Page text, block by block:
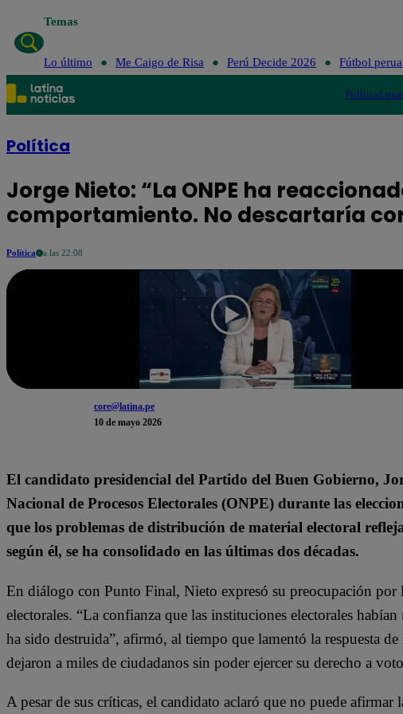
Temas
Lo último Me Caigo de Risa Perú Decide 2026 Fútbol
PolíticaLima
Política
Jorge Nieto: “La ONPE ha
comportamiento. No descartaría
Política a las 22:08
core@latina.pe
10 de mayo 2026
El candidato presidencial del Partido del Buen Gobierno,
Nacional de Procesos Electorales (ONPE) durante las
que los problemas de distribución de material electoral
según él, se ha consolidado en las últimas dos décadas.
En diálogo con Punto Final, Nieto expresó su preocupación por
electorales. “La confianza que las instituciones electorales
ha sido destruida”, afirmó, al tiempo que lamentó la respuesta
dejaron a miles de ciudadanos sin poder ejercer su derecho a
A pesar de sus críticas, el candidato aclaró que no puede